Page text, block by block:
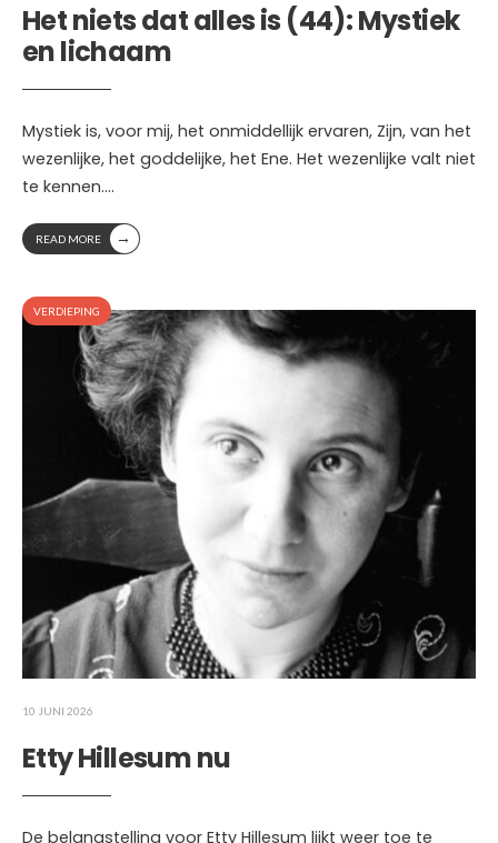
Het niets dat alles is (44): Mystiek
en lichaam
Mystiek is, voor mij, het onmiddellijk ervaren, Zijn, van het
wezenlijke, het goddelijke, het Ene. Het wezenlijke valt niet
te kennen....
READ MORE →
VERDIEPING
10 JUNI 2026
Etty Hillesum nu
De belangstelling voor Etty Hillesum lijkt weer toe te